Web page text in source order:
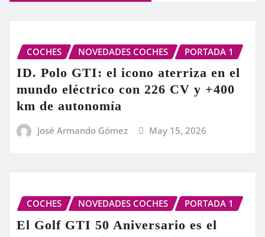
COCHES NOVEDADES COCHES PORTADA 1
ID. Polo GTI: el icono aterriza en el
mundo eléctrico con 226 CV y +400
km de autonomía
José Armando Gómez May 15, 2026
COCHES NOVEDADES COCHES PORTADA 1
El Golf GTI 50 Aniversario es el